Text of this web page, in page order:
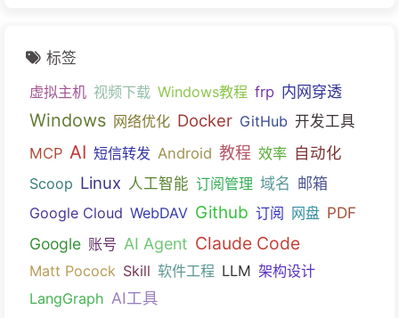
标签
虚拟主机 视频下载 Windows教程 frp 内网穿透
Windows 网络优化 Docker GitHub 开发工具
MCP AI 短信转发 Android 教程 效率 自动化
Scoop Linux 人工智能 订阅管理 域名 邮箱
Google Cloud WebDAV Github 订阅 网盘 PDF
Google 账号 AI Agent Claude Code
Matt Pocock Skill 软件工程 LLM 架构设计
LangGraph AI工具